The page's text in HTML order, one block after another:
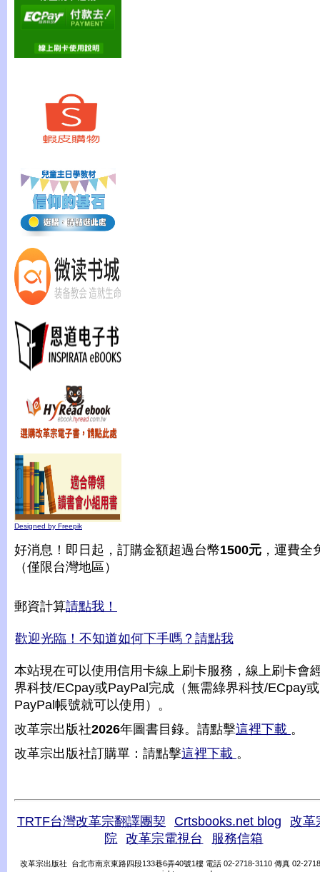
Designed by Freepik
好消息！即日起，訂購金額超過台幣1500元 ，運費全
（僅限台灣地區）
郵資計算請點我！
歡迎光臨！不知道如何下手嗎？請點我
本站現在可以使用信用卡線上刷卡服務，線上刷卡會
界科技/ECpay或PayPal完成（無需綠界科技/ECpay或
PayPal帳號就可以使用）。
改革宗出版社2026年圖書目錄。請點擊這裡下載 。
改革宗出版社訂購單：請點擊這裡下載 。
TRTF台灣改革宗翻譯團契 Crtsbooks.net blog
改革
院
改革宗電視台 服務信箱
改革宗出版社 台北市南京東路四段133巷6弄40號1樓 電話 02-2718-3110 傳真 02-